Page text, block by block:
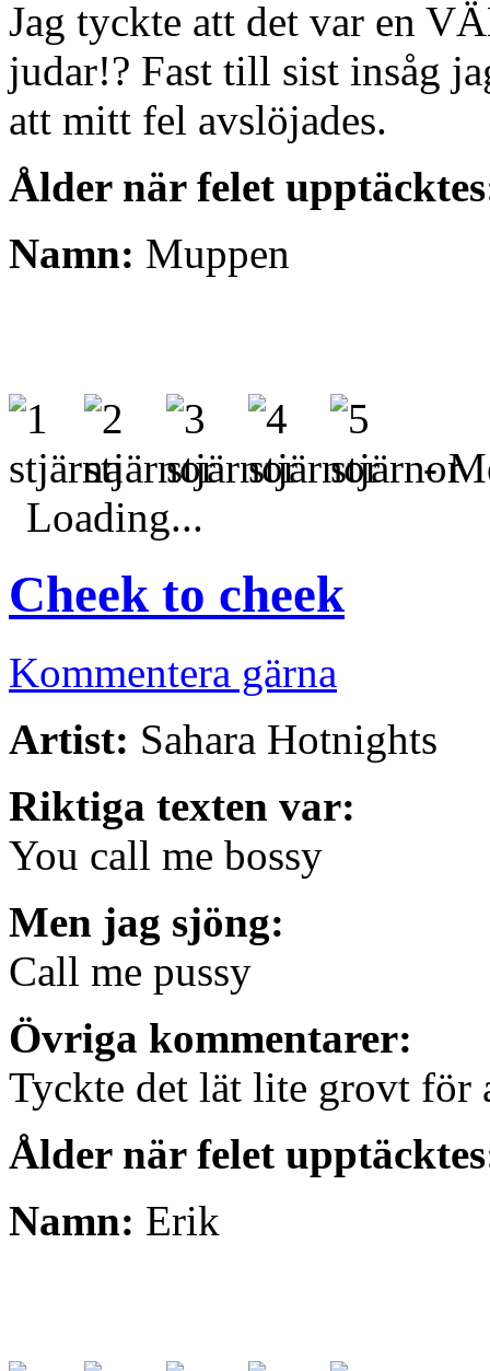
Jag tyckte att det var en
judar!? Fast till sist insåg
att mitt fel avslöjades.
Ålder när felet
Namn: Muppen
-
Loading...
Cheek to cheek
Kommentera gärna
Artist: Sahara Hotnights
Riktiga texten var:
You call me bossy
Men jag sjöng:
Call me pussy
Övriga kommentarer:
Tyckte det lät lite grovt för
Ålder när felet
Namn: Erik